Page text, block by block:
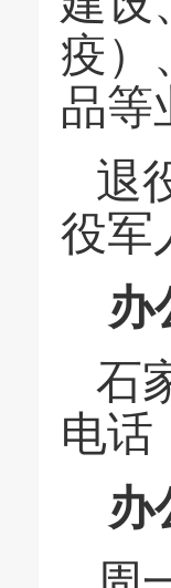
疫）
品等
退
役军
办
石
电话
办